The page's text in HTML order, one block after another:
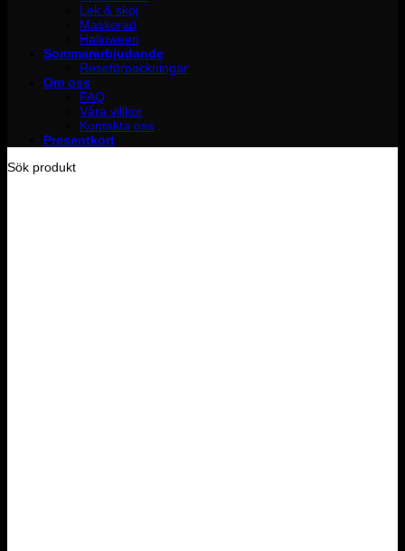
Lek & skoj
Maskerad
Halloween
Sommarerbjudande
Reseförpackningar
Om oss
FAQ
Våra villkor
Kontakta oss
Presentkort
Sök produkt